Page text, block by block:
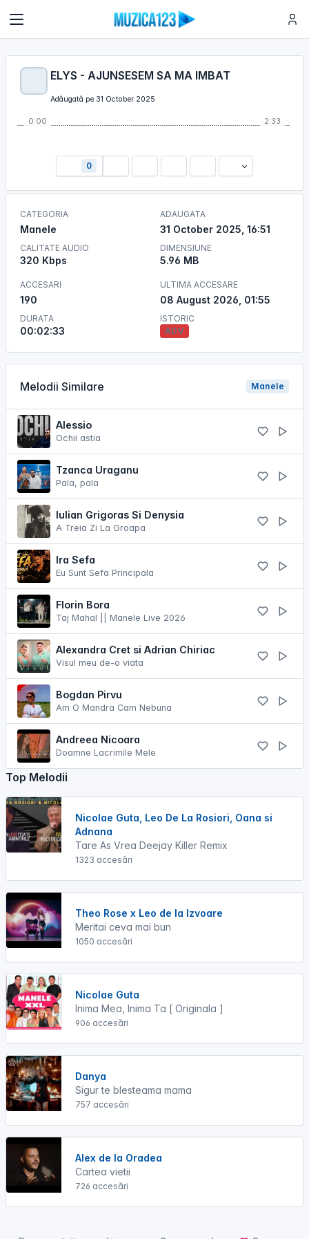
ELYS - AJUNSESEM SA MA IMBAT
Adăugată pe 31 October 2025
0:00 2:33
0
CATEGORIA
Manele
CALITATE AUDIO
320 Kbps
ADAUGATA
31 October 2025, 16:51
DIMENSIUNE
5.96 MB
ACCESARI
190
DURATA
00:02:33
ULTIMA ACCESARE
08 August 2026, 01:55
ISTORIC
ADV
Melodii Similare Manele
Alessio
Ochii astia
Tzanca Uraganu
Pala, pala
Iulian Grigoras Si Denysia
A Treia Zi La Groapa
Ira Sefa
Eu Sunt Sefa Principala
Florin Bora
Taj Mahal || Manele Live 2026
Alexandra Cret si Adrian Chiriac
Visul meu de-o viata
Bogdan Pirvu
Am O Mandra Cam Nebuna
Andreea Nicoara
Doamne Lacrimile Mele
Top Melodii
Nicolae Guta, Leo De La Rosiori, Oana si
Adnana
Tare As Vrea Deejay Killer Remix
1323 accesări
Theo Rose x Leo de la Izvoare
Meritai ceva mai bun
1050 accesări
Nicolae Guta
Inima Mea, Inima Ta [ Originala ]
906 accesări
Danya
Sigur te blesteama mama
757 accesări
Alex de la Oradea
Cartea vietii
726 accesări